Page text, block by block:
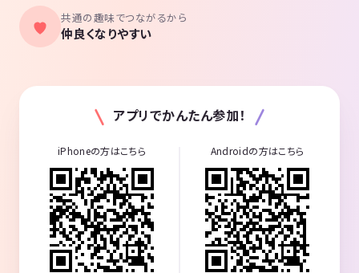
共通の趣味でつながるから
仲良くなりやすい
アプリでかんたん参加！
iPhoneの方はこちら Androidの方はこちら